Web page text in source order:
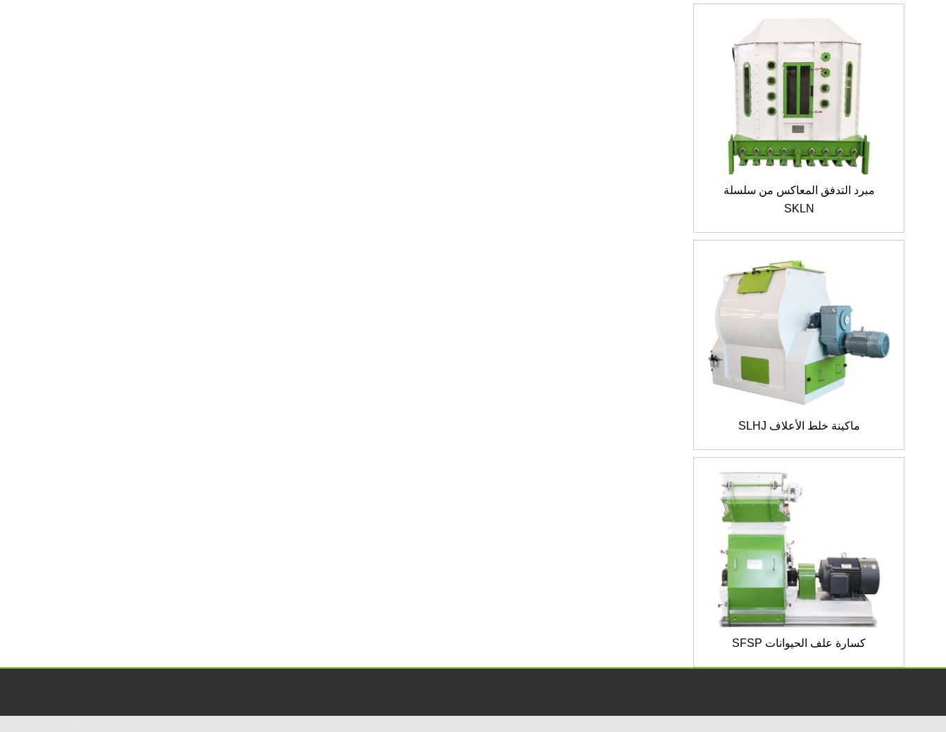
مبرد التدفق المعاكس من سلسلة
SKLN
ماكينة خلط الأعلاف SLHJ
كسارة علف الحيوانات SFSP